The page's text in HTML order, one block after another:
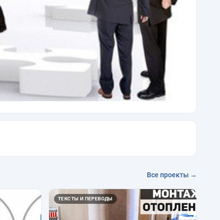
Все проекты →
ТЕКСТЫ И ПЕРЕВОДЫ